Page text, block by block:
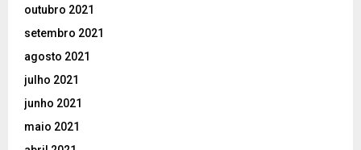
outubro 2021
setembro 2021
agosto 2021
julho 2021
junho 2021
maio 2021